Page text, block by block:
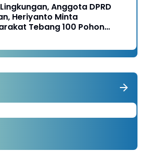
Anggota DPRD
Heriyanto Minta
Tebang 100 Pohon